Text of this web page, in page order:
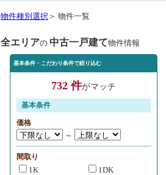
物件種別選択 ＞ 物件一覧
全エリアの 中古一戸建て物件情報
基本条件・こだわり条件で絞り込む
732 件がマッチ
基本条件
価格
～
間取り
1K
1DK